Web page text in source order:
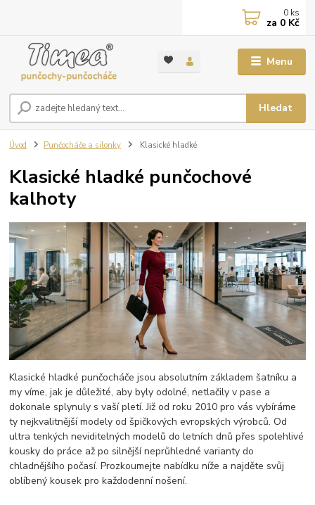
Menu
Hledat
0 ks
za 0 Kč
Úvod Punčocháče a silonky Klasické hladké
Klasické hladké punčochové
kalhoty
Klasické hladké punčocháče jsou absolutním základem šatníku a
my víme, jak je důležité, aby byly odolné, netlačily v pase a
dokonale splynuly s vaší pletí. Již od roku 2010 pro vás vybíráme
ty nejkvalitnější modely od špičkových evropských výrobců. Od
ultra tenkých neviditelných modelů do letních dnů přes spolehlivé
kousky do práce až po silnější neprůhledné varianty do
chladnějšího počasí. Prozkoumejte nabídku níže a najděte svůj
oblíbený kousek pro každodenní nošení.